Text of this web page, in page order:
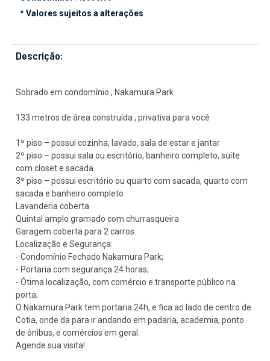
* Valores sujeitos a alterações
Descrição:
Sobrado em condomínio , Nakamura Park
133 metros de área construída , privativa para você
1º piso – possui cozinha, lavado, sala de estar e jantar
2º piso – possui sala ou escritório, banheiro completo, suíte
com closet e sacada
3º piso – possui escritório ou quarto com sacada, quarto com
sacada e banheiro completo
Lavanderia coberta
Quintal amplo gramado com churrasqueira
Garagem coberta para 2 carros.
Localização e Segurança:
- Condomínio Fechado Nakamura Park;
- Portaria com segurança 24 horas;
- Ótima localização, com comércio e transporte público na
porta;
O Nakamura Park tem portaria 24h, e fica ao lado de centro de
Cotia, onde da para ir andando em padaria, academia, ponto
de ônibus, e comércios em geral.
Agende sua visita!